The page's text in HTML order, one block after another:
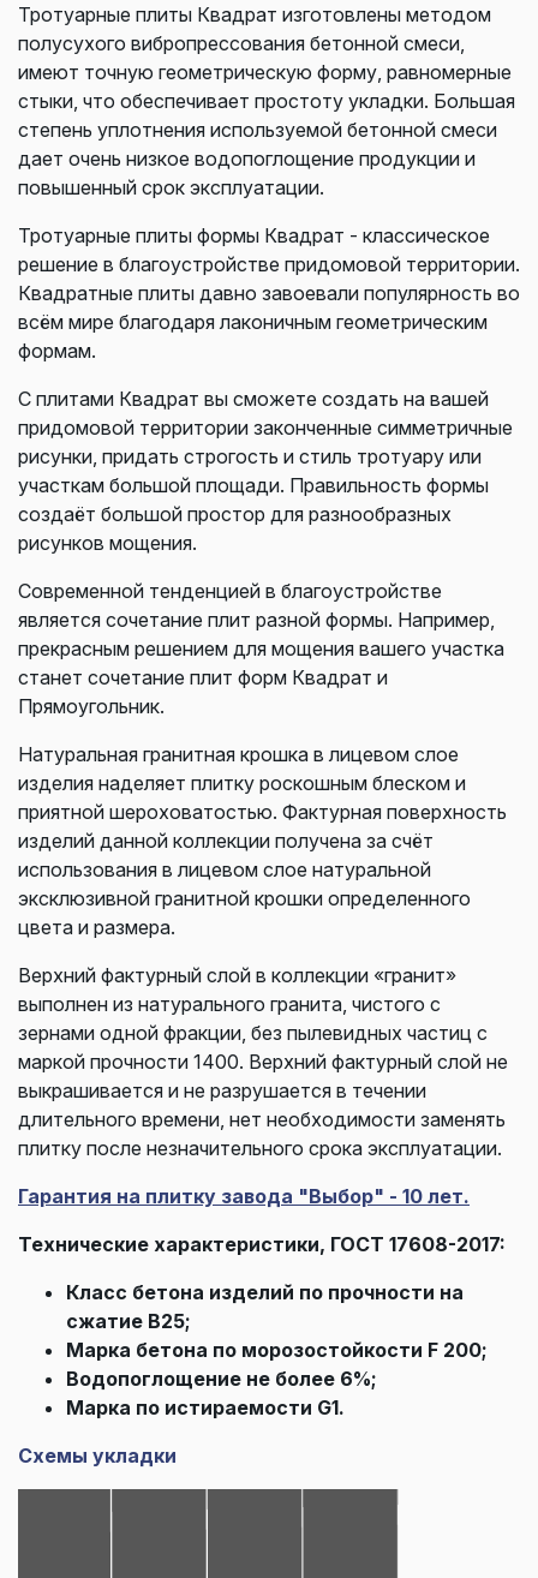
Тротуарные плиты Квадрат изготовлены методом
полусухого вибропрессования бетонной смеси,
имеют точную геометрическую форму, равномерные
стыки, что обеспечивает простоту укладки. Большая
степень уплотнения используемой бетонной смеси
дает очень низкое водопоглощение продукции и
повышенный срок эксплуатации.
Тротуарные плиты формы Квадрат - классическое
решение в благоустройстве придомовой территории.
Квадратные плиты давно завоевали популярность во
всём мире благодаря лаконичным геометрическим
формам.
С плитами Квадрат вы сможете создать на вашей
придомовой территории законченные симметричные
рисунки, придать строгость и стиль тротуару или
участкам большой площади. Правильность формы
создаёт большой простор для разнообразных
рисунков мощения.
Современной тенденцией в благоустройстве
является сочетание плит разной формы. Например,
прекрасным решением для мощения вашего участка
станет сочетание плит форм Квадрат и
Прямоугольник.
Натуральная гранитная крошка в лицевом слое
изделия наделяет плитку роскошным блеском и
приятной шероховатостью. Фактурная поверхность
изделий данной коллекции получена за счёт
использования в лицевом слое натуральной
эксклюзивной гранитной крошки определенного
цвета и размера.
Верхний фактурный слой в коллекции «гранит»
выполнен из натурального гранита, чистого с
зернами одной фракции, без пылевидных частиц с
маркой прочности 1400. Верхний фактурный слой не
выкрашивается и не разрушается в течении
длительного времени, нет необходимости заменять
плитку после незначительного срока эксплуатации.
Гарантия на плитку завода "Выбор" - 10 лет.
Технические характеристики, ГОСТ 17608-2017:
Класс бетона изделий по прочности на
сжатие В25;
Марка бетона по морозостойкости F 200;
Водопоглощение не более 6%;
Марка по истираемости G1.
Схемы укладки